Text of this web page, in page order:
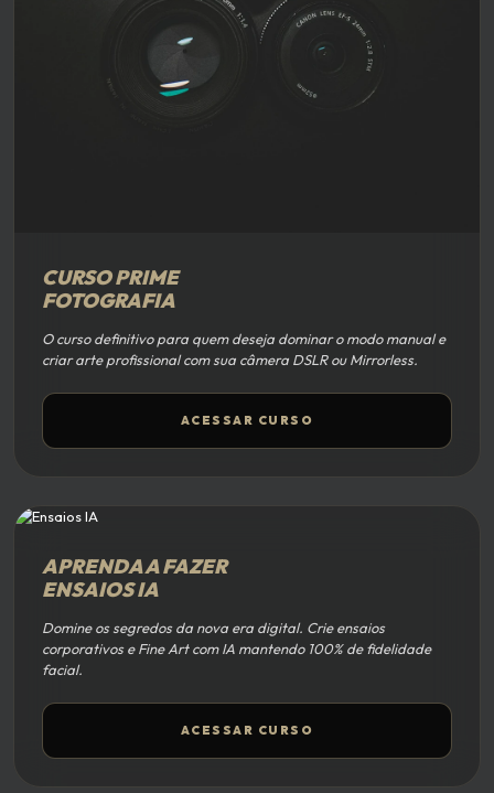
CURSO PRIME
FOTOGRAFIA
O curso definitivo para quem deseja dominar o modo manual e
criar arte profissional com sua câmera DSLR ou Mirrorless.
ACESSAR CURSO
APRENDA A FAZER
ENSAIOS IA
Domine os segredos da nova era digital. Crie ensaios
corporativos e Fine Art com IA mantendo 100% de fidelidade
facial.
ACESSAR CURSO